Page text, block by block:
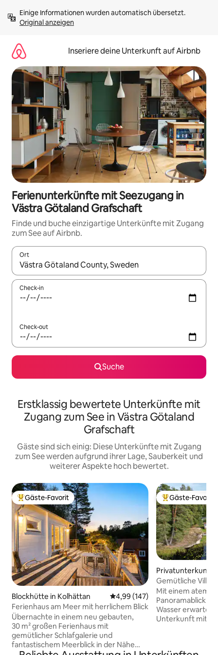
Inhalten
springenOriginal anzeigen
Inseriere deine Unterkunft auf Airbnb
Ferienunterkünfte mit Seezugang in
Västra Götaland Grafschaft
Finde und buche einzigartige Unterkünfte mit Zugang
zum See auf Airbnb.
Ort
Wenn Ergebnisse verfügbar sind, navigiere mit den
Check-in
Check-out
Suche
Erstklassig bewertete Unterkünfte mit
Zugang zum See in Västra Götaland
Grafschaft
Gäste sind sich einig: Diese Unterkünfte mit Zugang
zum See werden aufgrund ihrer Lage, Sauberkeit und
weiterer Aspekte hoch bewertet.
Beliebter Gäste-Favorit.
Gäste-Favorit
Blockhütte in Kolhättan Durchschnittliche Bewertung:
4,99 (147)
Ferienhaus am Meer mit herrlichem Blick
Übernachte in einem neu gebauten,
30 m² großen Ferienhaus mit
gemütlicher Schlafgalerie und
fantastischem Meerblick in der Nähe
Beliebter Gäste-
Gäste-Favorit
Privatunterkunft
Gemütliche Villa
Whirlpool &
Mit einem
Panoramablick
Wasser erwartet
Unterkunft mit